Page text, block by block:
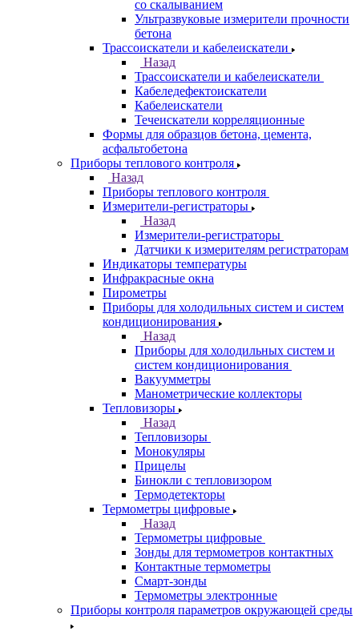
со скалыванием
Ультразвуковые измерители прочности
бетона
Трассоискатели и кабелеискатели
Назад
Трассоискатели и кабелеискатели
Кабеледефектоискатели
Кабелеискатели
Течеискатели корреляционные
Формы для образцов бетона, цемента,
асфальтобетона
Приборы теплового контроля
Назад
Приборы теплового контроля
Измерители-регистраторы
Назад
Измерители-регистраторы
Датчики к измерителям регистраторам
Индикаторы температуры
Инфракрасные окна
Пирометры
Приборы для холодильных систем и систем
кондиционирования
Назад
Приборы для холодильных систем и
систем кондиционирования
Вакуумметры
Манометрические коллекторы
Тепловизоры
Назад
Тепловизоры
Монокуляры
Прицелы
Бинокли с тепловизором
Термодетекторы
Термометры цифровые
Назад
Термометры цифровые
Зонды для термометров контактных
Контактные термометры
Смарт-зонды
Термометры электронные
Приборы контроля параметров окружающей среды